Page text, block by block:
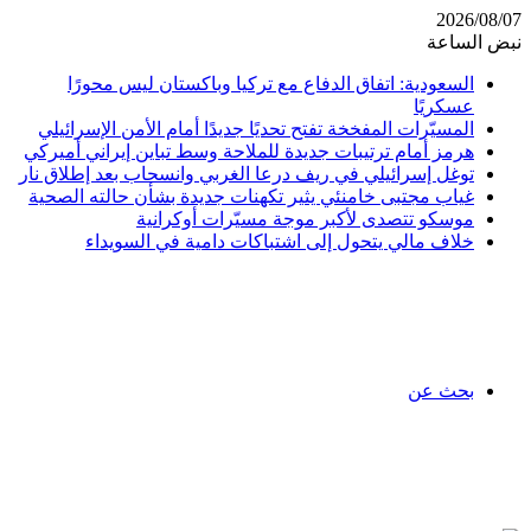
2026/08/07
نبض الساعة
السعودية: اتفاق الدفاع مع تركيا وباكستان ليس محورًا
عسكريًا
المسيّرات المفخخة تفتح تحديًا جديدًا أمام الأمن الإسرائيلي
هرمز أمام ترتيبات جديدة للملاحة وسط تباين إيراني أميركي
توغل إسرائيلي في ريف درعا الغربي وانسحاب بعد إطلاق نار
غياب مجتبى خامنئي يثير تكهنات جديدة بشأن حالته الصحية
موسكو تتصدى لأكبر موجة مسيّرات أوكرانية
خلاف مالي يتحول إلى اشتباكات دامية في السويداء
بحث عن